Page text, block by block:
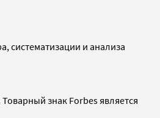
систематизации и анализа
знак Forbes является